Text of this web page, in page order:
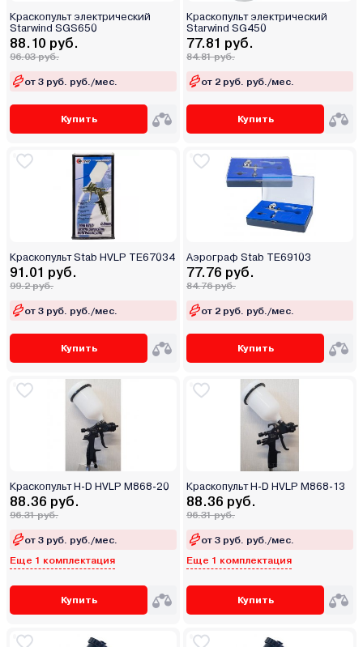
Краскопульт электрический
Starwind SGS650
88.10 руб.
96.03 руб.
от 3 руб. руб./мес.
Купить
Краскопульт электрический
Starwind SG450
77.81 руб.
84.81 руб.
от 2 руб. руб./мес.
Купить
Краскопульт Stab HVLP TE67034
91.01 руб.
99.2 руб.
от 3 руб. руб./мес.
Купить
Аэрограф Stab TE69103
77.76 руб.
84.76 руб.
от 2 руб. руб./мес.
Купить
Краскопульт H-D HVLP M868-20
88.36 руб.
96.31 руб.
от 3 руб. руб./мес.
Еще 1 комплектация
Купить
Краскопульт H-D HVLP M868-13
88.36 руб.
96.31 руб.
от 3 руб. руб./мес.
Еще 1 комплектация
Купить